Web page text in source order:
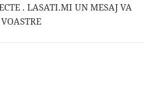
. LASATI.MI UN MESAJ VA